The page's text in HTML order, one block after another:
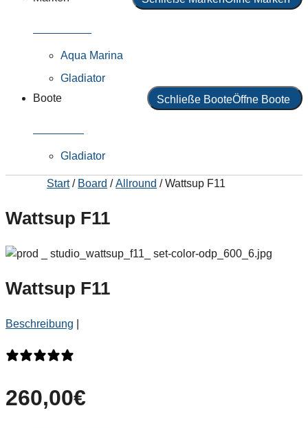
Aqua Marina
Gladiator
Boote
Schließe BooteÖffne Boote
Gladiator
Start/ Board /Allround / Wattsup F11
Wattsup F11
Wattsup F11
Beschreibung
260,00€